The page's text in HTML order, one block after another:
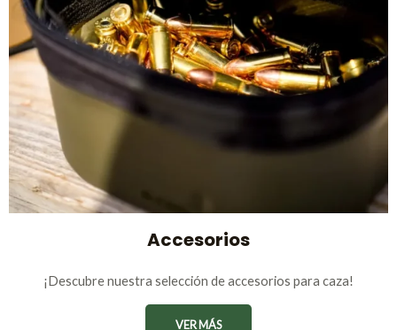
Accesorios
¡Descubre nuestra selección de accesorios para caza!
VER MÁS